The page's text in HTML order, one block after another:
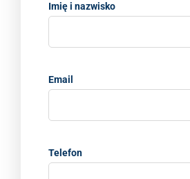
Imię i nazwisko
Email
Telefon